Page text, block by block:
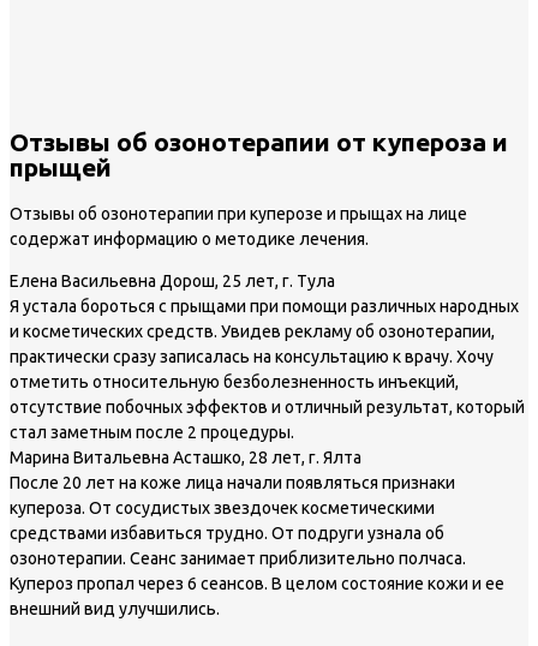
Отзывы об озонотерапии от купероза и
прыщей
Отзывы об озонотерапии при куперозе и прыщах на лице
содержат информацию о методике лечения.
Елена Васильевна Дорош, 25 лет, г. Тула
Я устала бороться с прыщами при помощи различных народных
и косметических средств. Увидев рекламу об озонотерапии,
практически сразу записалась на консультацию к врачу. Хочу
отметить относительную безболезненность инъекций,
отсутствие побочных эффектов и отличный результат, который
стал заметным после 2 процедуры.
Марина Витальевна Асташко, 28 лет, г. Ялта
После 20 лет на коже лица начали появляться признаки
купероза. От сосудистых звездочек косметическими
средствами избавиться трудно. От подруги узнала об
озонотерапии. Сеанс занимает приблизительно полчаса.
Купероз пропал через 6 сеансов. В целом состояние кожи и ее
внешний вид улучшились.